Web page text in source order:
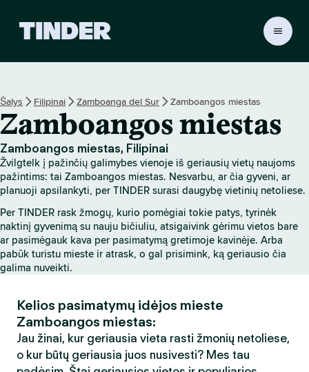
R
p
a
g
r
i
n
n
i
s
Šalys Filipinai Zamboanga del Sur Zamboangos miestas
Zamboangos miestas
Zamboangos miestas, Filipinai
Žvilgtelk į pažinčių galimybes vienoje iš geriausių vietų naujoms
pažintims: tai Zamboangos miestas. Nesvarbu, ar čia gyveni, ar
planuoji apsilankyti, per TINDER surasi daugybę vietinių netoliese.
Per TINDER rask žmogų, kurio pomėgiai tokie patys, tyrinėk
naktinį gyvenimą su nauju bičiuliu, atsigaivink gėrimu vietos bare
ar pasimėgauk kava per pasimatymą gretimoje kavinėje. Arba
pabūk turistu mieste ir atrask, o gal prisimink, ką geriausio čia
galima nuveikti.
Kelios pasimatymų idėjos mieste
Zamboangos miestas:
Jau žinai, kur geriausia vieta rasti žmonių netoliese,
o kur būtų geriausia juos nusivesti? Mes tau